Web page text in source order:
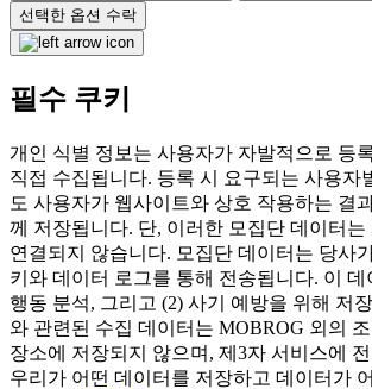
선택한 옵션 수락
필수 쿠키
개인 식별 정보는 사용자가 자발적으로 등
직접 수집됩니다. 등록 시 요구되는 사용자
도 사용자가 웹사이트와 상호 작용하는 결
께 저장됩니다. 단, 이러한 모집단 데이터는
연결되지 않습니다. 모집단 데이터는 당사
키와 데이터 로그를 통해 전송됩니다. 이 데
행동 분석, 그리고 (2) 사기 예방을 위해 저
와 관련된 수집 데이터는 MOBROG 외의
장소에 저장되지 않으며, 제3자 서비스에
우리가 어떤 데이터를 저장하고 데이터가